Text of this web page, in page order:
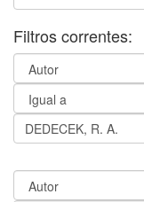
Filtros correntes: